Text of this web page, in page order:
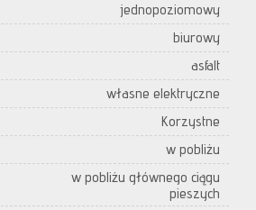
jednopoziomowy
biurowy
asfalt
własne elektryczne
Korzystne
w pobliżu
w pobliżu głównego ciągu
pieszych